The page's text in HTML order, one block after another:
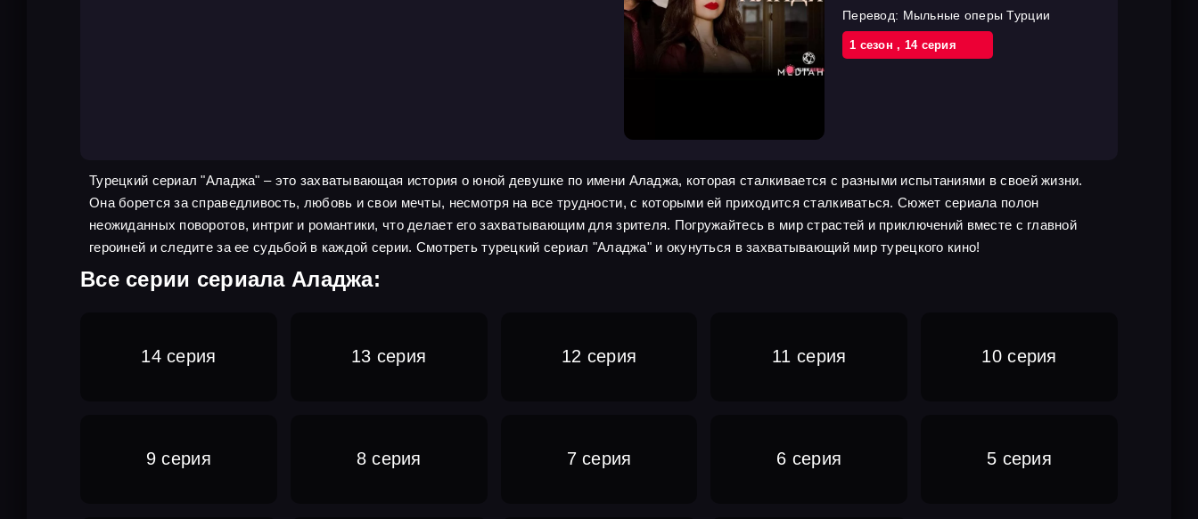
Перевод: Мыльные оперы Турции
1 cезон, 14 cерия
Турецкий сериал "Аладжа" – это захватывающая история о юной девушке по имени Аладжа, которая сталкивается с разными испытаниями в своей жизни.
Она борется за справедливость, любовь и свои мечты, несмотря на все трудности, с которыми ей приходится сталкиваться. Сюжет сериала полон
неожиданных поворотов, интриг и романтики, что делает его захватывающим для зрителя. Погружайтесь в мир страстей и приключений вместе с главной
героиней и следите за ее судьбой в каждой серии. Смотреть турецкий сериал "Аладжа" и окунуться в захватывающий мир турецкого кино!
Все серии сериала Аладжа:
14 серия 13 серия 12 серия 11 серия 10 серия
9 серия 8 серия 7 серия 6 серия 5 серия